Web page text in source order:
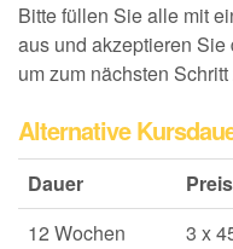
Bitte füllen Sie alle mit
aus und akzeptieren
um zum nächsten
Alternative
Dauer Preis
12 Wochen
3 x